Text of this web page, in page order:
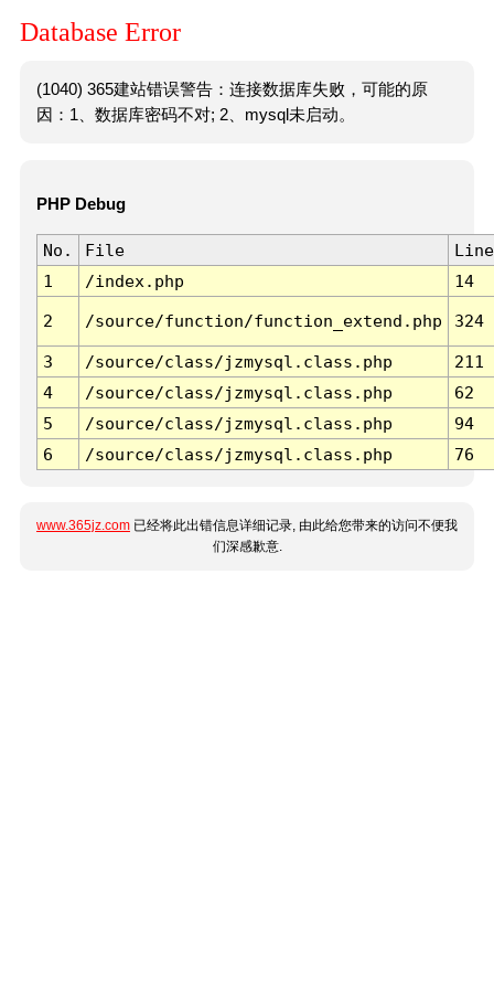
Database Error
(1040) 365建站错误警告：连接数据库失败，可能的原
因：1、数据库密码不对; 2、mysql未启动。
PHP Debug
No. File
Line
1
/index.php 14
2 /source/function/function_extend.php 324
3 /source/class/jzmysql.class.php
211
4
/source/class/jzmysql.class.php
62
5
/source/class/jzmysql.class.php
94
6
/source/class/jzmysql.class.php 76
www.365jz.com 已经将此出错信息详细记录, 由此给您带来的访问不便我
们深感歉意.